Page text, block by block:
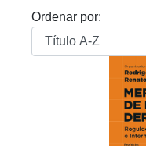
Ordenar por: